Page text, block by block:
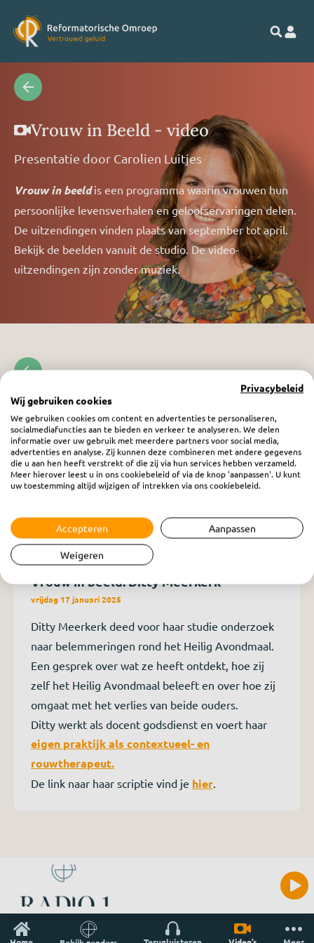
Vrouw in Beeld - video
Presentatie door Carolien Luitjes
Vrouw in beeldis een programma waarin vrouwen hun
persoonlijke levensverhalen en geloofservaringen delen.
De uitzendingen vinden plaats van september tot april.
Bekijk de beelden vanuit de studio. De video-
uitzendingen zijn zonder muziek.
Vrouw in beeld: Ditty Meerkerk
vrijdag 17 januari 2025
Ditty Meerkerk deed voor haar studie onderzoek
naar belemmeringen rond het Heilig Avondmaal.
Een gesprek over wat ze heeft ontdekt, hoe zij
zelf het Heilig Avondmaal beleeft en over hoe zij
omgaat met het verlies van beide ouders.
Ditty werkt als docent godsdienst en voert haar
eigen praktijk als contextueel- en
rouwtherapeut.
De link naar haar scriptie vind je hier.
Privacybeleid
Wij gebruiken cookies
We gebruiken cookies om content en advertenties te personaliseren,
socialmediafuncties aan te bieden en verkeer te analyseren. We delen
informatie over uw gebruik met meerdere partners voor social media,
advertenties en analyse. Zij kunnen deze combineren met andere gegevens
die u aan hen heeft verstrekt of die zij via hun services hebben verzameld.
Meer hierover leest u in ons cookiebeleid of via de knop 'aanpassen'. U kunt
uw toestemming altijd wijzigen of intrekken via ons cookiebeleid.
Accepteren Aanpassen
Weigeren